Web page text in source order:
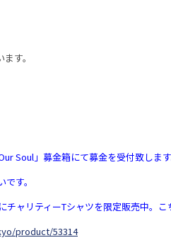
す。
Soul」募金箱にて募金を受付致します
す。
ャリティーTシャツを限定販売中。こ
product/53314